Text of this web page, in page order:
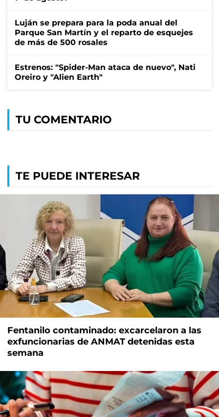
Luján se prepara para la poda anual del
Parque San Martín y el reparto de esquejes
de más de 500 rosales
Estrenos: "Spider-Man ataca de nuevo", Nati
Oreiro y "Alien Earth"
TU COMENTARIO
TE PUEDE INTERESAR
Fentanilo contaminado: excarcelaron a las
exfuncionarias de ANMAT detenidas esta
semana